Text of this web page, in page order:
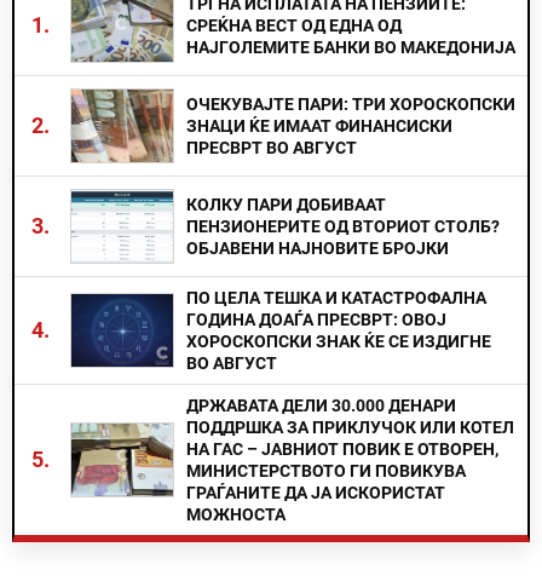
1.
СРЕЌНА ВЕСТ ОД ЕДНА ОД
НАЈГОЛЕМИТЕ БАНКИ ВО МАКЕДОНИЈА
2.
ОЧЕКУВАЈТЕ ПАРИ: ТРИ ХОРОСКОПСКИ
ЗНАЦИ ЌЕ ИМААТ ФИНАНСИСКИ
ПРЕСВРТ ВО АВГУСТ
3.
КОЛКУ ПАРИ ДОБИВААТ
ПЕНЗИОНЕРИТЕ ОД ВТОРИОТ СТОЛБ?
ОБЈАВЕНИ НАЈНОВИТЕ БРОЈКИ
4.
ПО ЦЕЛА ТЕШКА И КАТАСТРОФАЛНА
ГОДИНА ДОАЃА ПРЕСВРТ: ОВОЈ
ХОРОСКОПСКИ ЗНАК ЌЕ СЕ ИЗДИГНЕ
ВО АВГУСТ
5.
ДРЖАВАТА ДЕЛИ 30.000 ДЕНАРИ
ПОДДРШКА ЗА ПРИКЛУЧОК ИЛИ КОТЕЛ
НА ГАС – ЈАВНИОТ ПОВИК Е ОТВОРЕН,
МИНИСТЕРСТВОТО ГИ ПОВИКУВА
ГРАЃАНИТЕ ДА ЈА ИСКОРИСТАТ
МОЖНОСТА